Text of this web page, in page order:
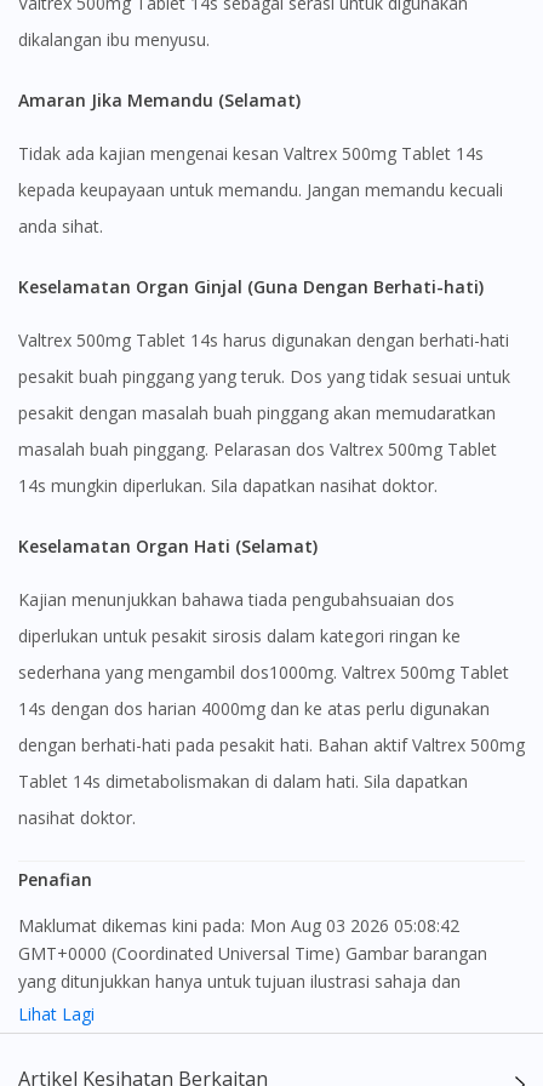
DoctorOnCall Singapore
Continue to DoctorOnCall Singapore
dikalangan ibu menyusu.
Amaran Jika Memandu (Selamat)
Tidak ada kajian mengenai kesan Valtrex 500mg Tablet 14s
kepada keupayaan untuk memandu. Jangan memandu kecuali
anda sihat.
Keselamatan Organ Ginjal (Guna Dengan Berhati-hati)
Valtrex 500mg Tablet 14s harus digunakan dengan berhati-hati
pesakit buah pinggang yang teruk. Dos yang tidak sesuai untuk
pesakit dengan masalah buah pinggang akan memudaratkan
masalah buah pinggang. Pelarasan dos Valtrex 500mg Tablet
14s mungkin diperlukan. Sila dapatkan nasihat doktor.
Keselamatan Organ Hati (Selamat)
Kajian menunjukkan bahawa tiada pengubahsuaian dos
diperlukan untuk pesakit sirosis dalam kategori ringan ke
sederhana yang mengambil dos1000mg. Valtrex 500mg Tablet
14s dengan dos harian 4000mg dan ke atas perlu digunakan
dengan berhati-hati pada pesakit hati. Bahan aktif Valtrex 500mg
Tablet 14s dimetabolismakan di dalam hati. Sila dapatkan
nasihat doktor.
Penafian
Maklumat dikemas kini pada: Mon Aug 03 2026 05:08:42
GMT+0000 (Coordinated Universal Time) Gambar barangan
yang ditunjukkan hanya untuk tujuan ilustrasi sahaja dan
mungkin tidak seperti produk yang sebenar
Lihat Lagi
Artikel Kesihatan Berkaitan